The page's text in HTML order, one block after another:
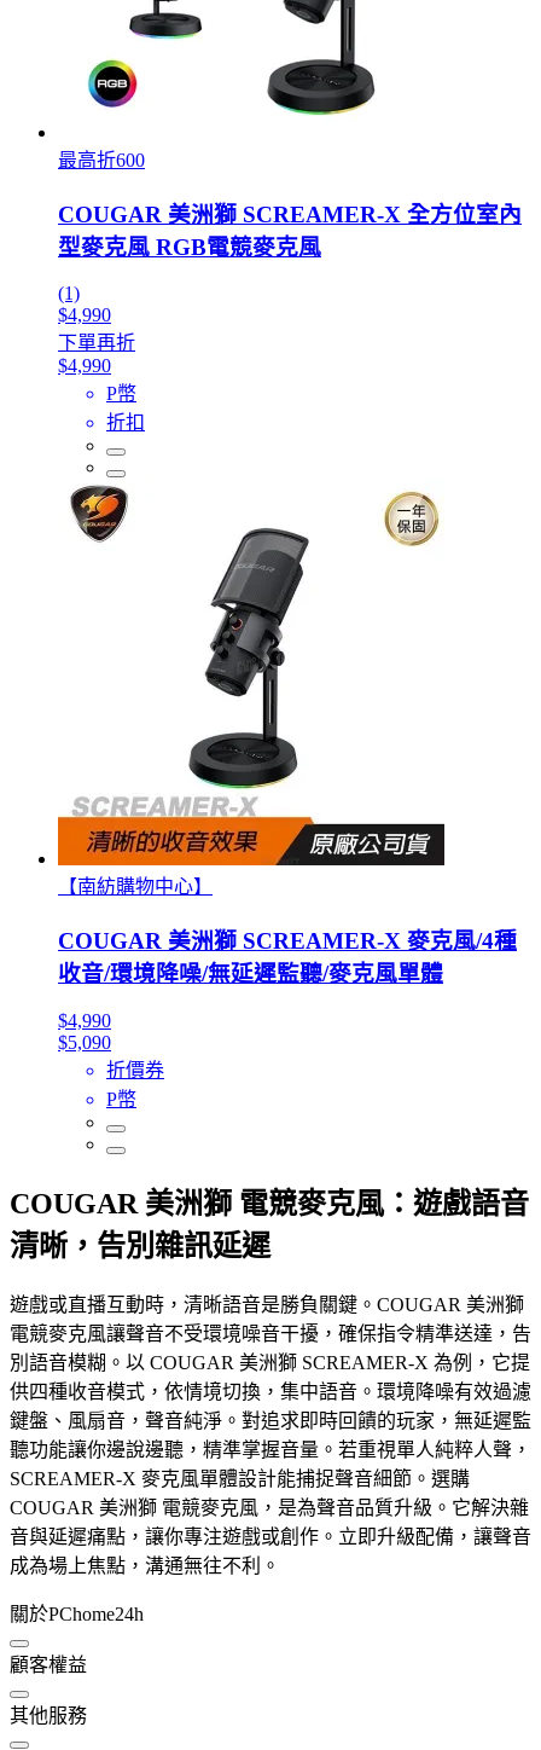
最高折600
COUGAR 美洲獅 SCREAMER-X 全方位室內
型麥克風 RGB電競麥克風
(1)
$4,990
下單再折
$4,990
P幣
折扣
【南紡購物中心】
COUGAR 美洲獅 SCREAMER-X 麥克風/4種
收音/環境降噪/無延遲監聽/麥克風單體
$4,990
$5,090
折價券
P幣
COUGAR 美洲獅 電競麥克風：遊戲語音
清晰，告別雜訊延遲
遊戲或直播互動時，清晰語音是勝負關鍵。COUGAR 美洲獅
電競麥克風讓聲音不受環境噪音干擾，確保指令精準送達，告
別語音模糊。以 COUGAR 美洲獅 SCREAMER-X 為例，它提
供四種收音模式，依情境切換，集中語音。環境降噪有效過濾
鍵盤、風扇音，聲音純淨。對追求即時回饋的玩家，無延遲監
聽功能讓你邊說邊聽，精準掌握音量。若重視單人純粹人聲，
SCREAMER-X 麥克風單體設計能捕捉聲音細節。選購
COUGAR 美洲獅 電競麥克風，是為聲音品質升級。它解決雜
音與延遲痛點，讓你專注遊戲或創作。立即升級配備，讓聲音
成為場上焦點，溝通無往不利。
關於PChome24h
顧客權益
其他服務